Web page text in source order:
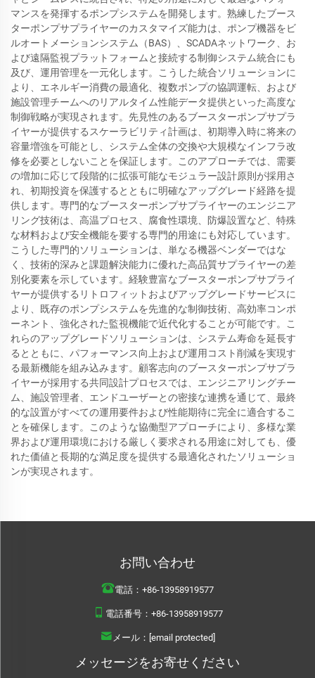
マンスを発揮するポンプシステムを開発します。熟練したブース
ターポンプサプライヤーのカスタマイズ能力は、ポンプ機器をビ
ルオートメーションシステム（BAS）、SCADAネットワーク、お
よび遠隔監視プラットフォームと接続する制御システム統合にも
及び、運用管理を一元化します。こうした統合ソリューションに
より、エネルギー消費の最適化、複数ポンプの協調運転、および
施設管理チームへのリアルタイム性能データ提供といった高度な
制御戦略が実現されます。先見性のあるブースターポンプサプラ
イヤーが提供するスケーラビリティ計画は、初期導入時に将来の
容量増強を可能とし、システム全体の交換や大規模なインフラ改
修を必要としないことを保証します。このアプローチでは、需要
の増加に応じて段階的に拡張可能なモジュラー設計原則が採用さ
れ、初期投資を保護するとともに明確なアップグレード経路を提
供します。専門的なブースターポンプサプライヤーのエンジニア
リング技術は、高温プロセス、腐食性環境、防爆設置など、特殊
な材料および安全機能を要する専門的用途にも対応しています。
こうした専門的ソリューションは、単なる機器ベンダーではな
く、技術的深みと課題解決能力に優れた高品質サプライヤーの差
別化要素を示しています。経験豊富なブースターポンプサプライ
ヤーが提供するリトロフィットおよびアップグレードサービスに
より、既存のポンプシステムを先進的な制御技術、高効率コンポ
ーネント、強化された監視機能で近代化することが可能です。こ
れらのアップグレードソリューションは、システム寿命を延長す
るとともに、パフォーマンス向上および運用コスト削減を実現す
る最新機能を組み込みます。顧客志向のブースターポンプサプラ
イヤーが採用する共同設計プロセスでは、エンジニアリングチー
ム、施設管理者、エンドユーザーとの密接な連携を通じて、最終
的な設置がすべての運用要件および性能期待に完全に適合するこ
とを確保します。このような協働型アプローチにより、多様な業
界および運用環境における厳しく要求される用途に対しても、優
れた価値と長期的な満足度を提供する最適化されたソリューショ
ンが実現されます。
お問い合わせ
電話： +86-13958919577
電話番号： +86-13958919577
メール： [email protected]
メッセージをお寄せください